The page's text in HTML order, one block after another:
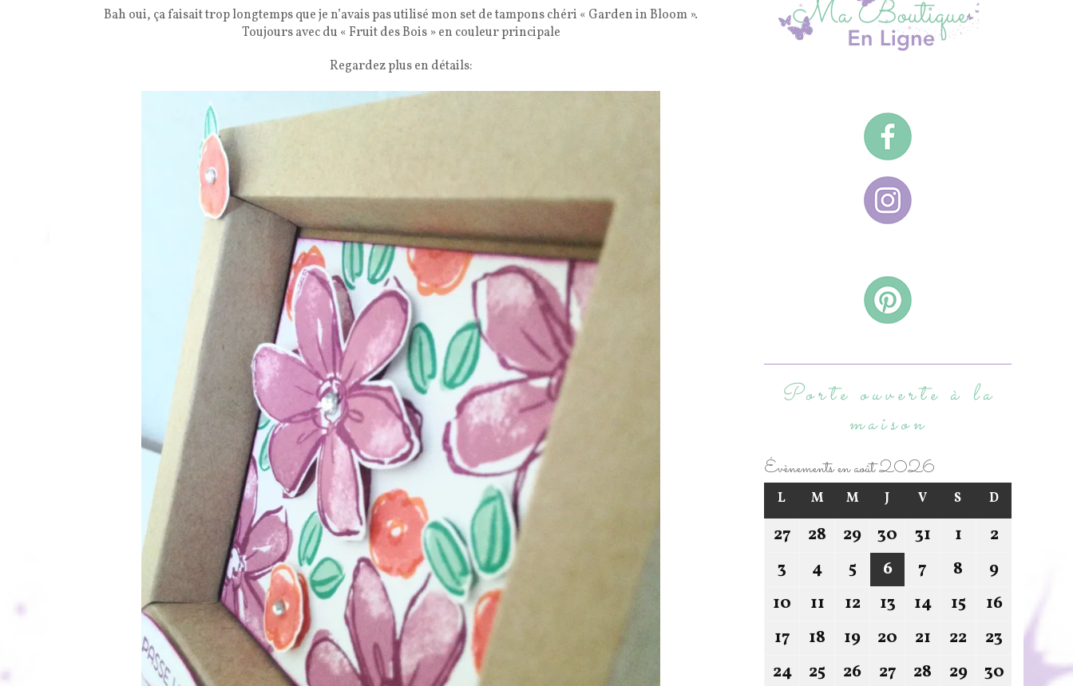
Bah oui, ça faisait trop longtemps que je n’avais pas utilisé mon set de tampons chéri « Garden in Bloom ».
Toujours avec du « Fruit des Bois » en couleur principale
Regardez plus en détails:
Porte ouverte à la
maison
Évènements en août 2026
L M M J V S D
27 28 29 30 31 1
2
3
4 5 6 7 8
9
10
11 12 13 14 15
16
17
18 19 20 21 22
23
24
25 26 27 28 29
30